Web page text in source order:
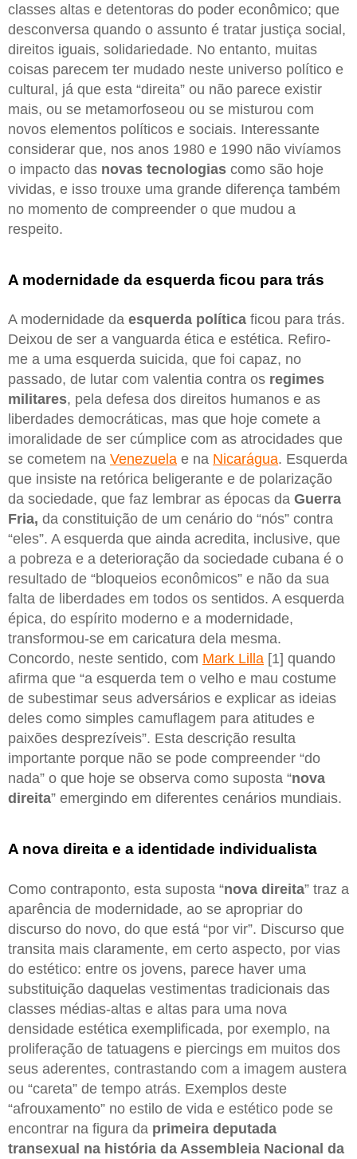
classes altas e detentoras do poder econômico; que
desconversa quando o assunto é tratar justiça social,
direitos iguais, solidariedade. No entanto, muitas
coisas parecem ter mudado neste universo político e
cultural, já que esta “direita” ou não parece existir
mais, ou se metamorfoseou ou se misturou com
novos elementos políticos e sociais. Interessante
considerar que, nos anos 1980 e 1990 não vivíamos
o impacto das novas tecnologias como são hoje
vividas, e isso trouxe uma grande diferença também
no momento de compreender o que mudou a
respeito.
A modernidade da esquerda ficou para trás
A modernidade da esquerda política ficou para trás.
Deixou de ser a vanguarda ética e estética. Refiro-
me a uma esquerda suicida, que foi capaz, no
passado, de lutar com valentia contra os regimes
militares, pela defesa dos direitos humanos e as
liberdades democráticas, mas que hoje comete a
imoralidade de ser cúmplice com as atrocidades que
se cometem na Venezuela e na Nicarágua. Esquerda
que insiste na retórica beligerante e de polarização
da sociedade, que faz lembrar as épocas da Guerra
Fria, da constituição de um cenário do “nós” contra
“eles”. A esquerda que ainda acredita, inclusive, que
a pobreza e a deterioração da sociedade cubana é o
resultado de “bloqueios econômicos” e não da sua
falta de liberdades em todos os sentidos. A esquerda
épica, do espírito moderno e a modernidade,
transformou-se em caricatura dela mesma.
Concordo, neste sentido, com Mark Lilla [1] quando
afirma que “a esquerda tem o velho e mau costume
de subestimar seus adversários e explicar as ideias
deles como simples camuflagem para atitudes e
paixões desprezíveis”. Esta descrição resulta
importante porque não se pode compreender “do
nada” o que hoje se observa como suposta “nova
direita” emergindo em diferentes cenários mundiais.
A nova direita e a identidade individualista
Como contraponto, esta suposta “nova direita” traz a
aparência de modernidade, ao se apropriar do
discurso do novo, do que está “por vir”. Discurso que
transita mais claramente, em certo aspecto, por vias
do estético: entre os jovens, parece haver uma
substituição daquelas vestimentas tradicionais das
classes médias-altas e altas para uma nova
densidade estética exemplificada, por exemplo, na
proliferação de tatuagens e piercings em muitos dos
seus aderentes, contrastando com a imagem austera
ou “careta” de tempo atrás. Exemplos deste
“afrouxamento” no estilo de vida e estético pode se
encontrar na figura da primeira deputada
transexual na história da Assembleia Nacional da